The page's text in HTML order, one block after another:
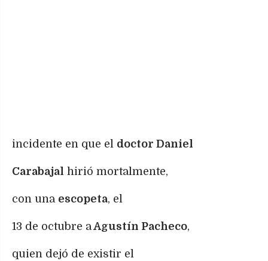
incidente en que el doctor Daniel
Carabajal hirió mortalmente,
con una escopeta, el
13 de octubre aAgustín Pacheco,
quien dejó de existir el